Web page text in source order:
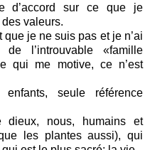
d’accord sur ce que je
valeurs.
je ne suis pas et je n’ai
l’introuvable «famille
qui me motive, ce n’est
seule référence
dieux, nous, humains et
les plantes aussi), qui